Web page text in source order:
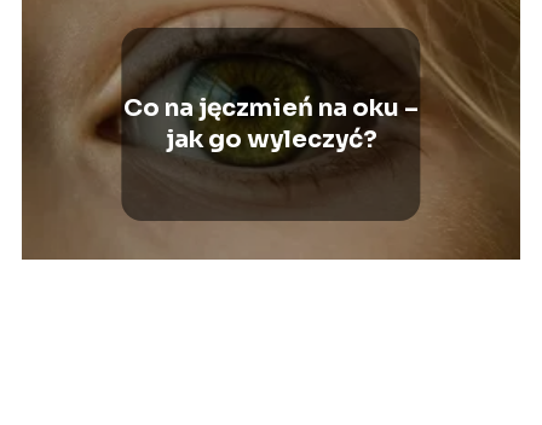
Co na jęczmień na oku –
jak go wyleczyć?